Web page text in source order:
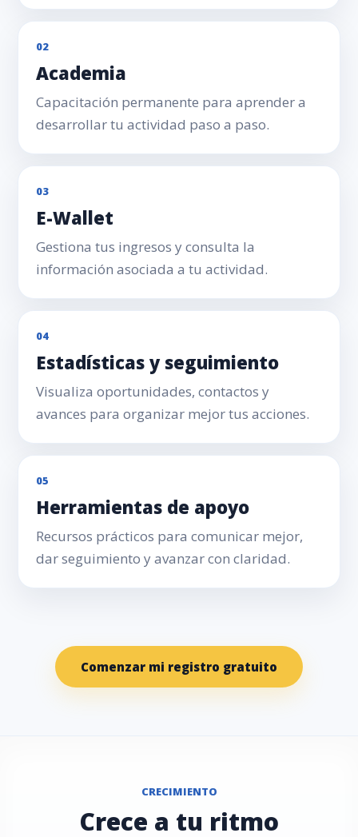
02
Academia
Capacitación permanente para aprender a
desarrollar tu actividad paso a paso.
03
E-Wallet
Gestiona tus ingresos y consulta la
información asociada a tu actividad.
04
Estadísticas y seguimiento
Visualiza oportunidades, contactos y
avances para organizar mejor tus acciones.
05
Herramientas de apoyo
Recursos prácticos para comunicar mejor,
dar seguimiento y avanzar con claridad.
Comenzar mi registro gratuito
CRECIMIENTO
Crece a tu ritmo